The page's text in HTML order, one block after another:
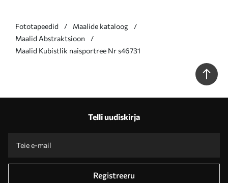
Fototapeedid
Maalide kataloog
Maalid Abstraktsioon
Maalid Kubistlik naisportree Nr s46731
Telli uudiskirja
Registreeru